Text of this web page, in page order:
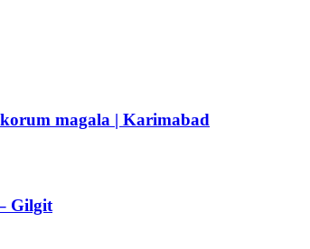
magala | Karimabad
Gilgit